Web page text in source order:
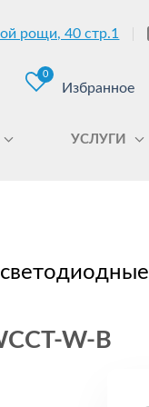
рощи, 40 стр.1
0
Избранное
УСЛУГИ
W-B